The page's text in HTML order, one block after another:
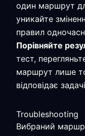
один маршрут
уникайте
правил
Порівняйте
тест,
маршрут лише
відповідає
Troubleshooting
Вибраний